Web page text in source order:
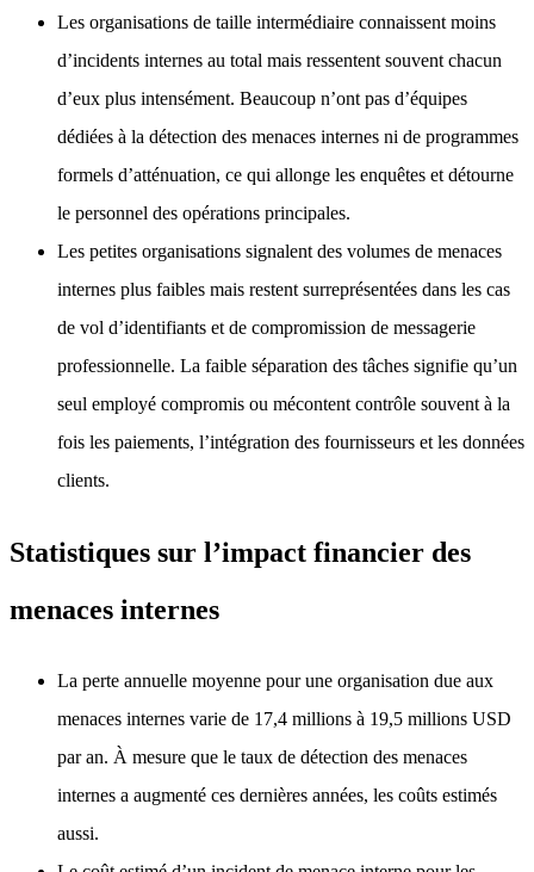
Les organisations de taille intermédiaire connaissent moins
d’incidents internes au total mais ressentent souvent chacun
d’eux plus intensément. Beaucoup n’ont pas d’équipes
dédiées à la détection des menaces internes ni de programmes
formels d’atténuation, ce qui allonge les enquêtes et détourne
le personnel des opérations principales.
Les petites organisations signalent des volumes de menaces
internes plus faibles mais restent surreprésentées dans les cas
de vol d’identifiants et de compromission de messagerie
professionnelle. La faible séparation des tâches signifie qu’un
seul employé compromis ou mécontent contrôle souvent à la
fois les paiements, l’intégration des fournisseurs et les données
clients.
Statistiques sur l’impact financier des
menaces internes
La perte annuelle moyenne pour une organisation due aux
menaces internes varie de 17,4 millions à 19,5 millions USD
par an. À mesure que le taux de détection des menaces
internes a augmenté ces dernières années, les coûts estimés
aussi.